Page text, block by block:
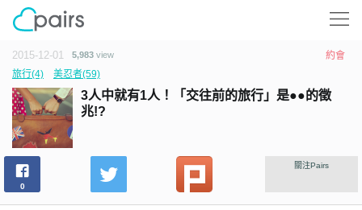
2015-12-01 5,983 view
約會
旅行(4)
美忍者(59)
3人中就有1人！「交往前的旅行」是●●的徵
兆!?
0
關注Pairs